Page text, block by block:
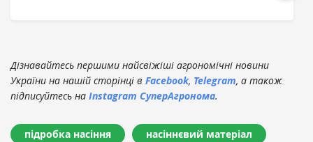
Дізнавайтесь першими найсвіжіші агрономічні новини
України на нашій сторінці в Facebook, Telegram, а також
підписуйтесь на Instagram СуперАгронома.
підробка насіння насіннєвий матеріал